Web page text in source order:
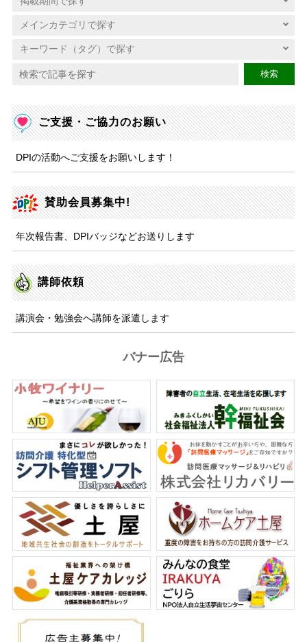
検索
ご支援・ご協力のお願い
DPIの活動へご支援をお願いします！
賛助会員募集中!
年次報告書、DPIバッジなどお送りします
講師依頼
講演会・勉強会へ講師を派遣します
バナー広告